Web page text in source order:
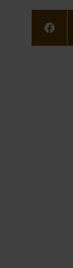
Facebook